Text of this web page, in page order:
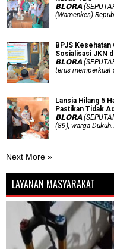
𝗕𝗟𝗢𝗥𝗔
(Wamenkes)
BPJS
Sosialisasi JKN
𝗕𝗟𝗢𝗥𝗔
terus memperkuat
Lansia Hilang 5
Pastikan Tidak
𝗕𝗟𝗢𝗥𝗔
(89), warga
Next More »
LAYANAN MASYARAKAT